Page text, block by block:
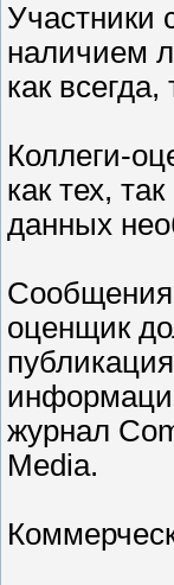
Участники
наличием
как
Коллеги-
как тех,
данных
Сообщения
оценщик
журнал
Media.